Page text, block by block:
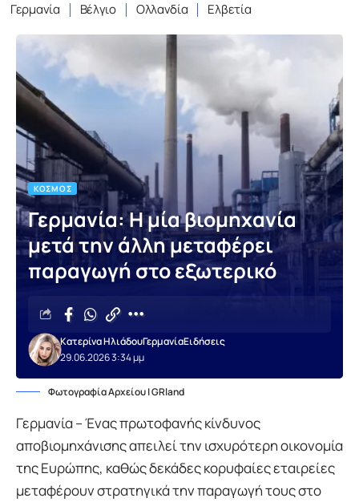
Γερμανία Βέλγιο Ολλανδία Ελβετία
ΚΌΣΜΟΣ
Γερμανία: Η μία βιομηχανία
μετά την άλλη μεταφέρει
παραγωγή στο εξωτερικό
29.06.2026 3:34 μμ
Κατερίνα ΗλιάδουΓερμανίαΕιδήσεις
Φωτογραφία Αρχείου | GRland
Γερμανία – Ένας πρωτοφανής κίνδυνος
αποβιομηχάνισης απειλεί την ισχυρότερη οικονομία
της Ευρώπης, καθώς δεκάδες κορυφαίες εταιρείες
μεταφέρουν στρατηγικά την παραγωγή τους στο